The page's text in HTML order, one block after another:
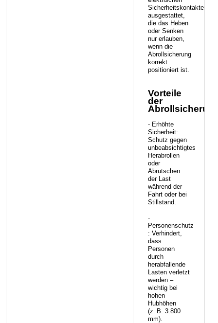
Sicherheitskontakten
ausgestattet,
die das Heben
oder Senken
nur erlauben,
wenn die
Abrollsicherung
korrekt
positioniert ist.
Vorteile
der
- Erhöhte
Sicherheit:
Schutz gegen
unbeabsichtigtes
Herabrollen
oder
Abrutschen
der Last
während der
Fahrt oder bei
Stillstand.
-
Personenschutz
: Verhindert,
dass
Personen
durch
herabfallende
Lasten verletzt
werden –
wichtig bei
hohen
Hubhöhen
(z. B. 3.800
mm).